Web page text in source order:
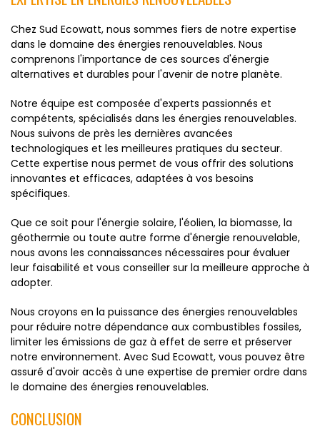
Chez Sud Ecowatt, nous sommes fiers de notre expertise
dans le domaine des énergies renouvelables. Nous
comprenons l'importance de ces sources d'énergie
alternatives et durables pour l'avenir de notre planète.
Notre équipe est composée d'experts passionnés et
compétents, spécialisés dans les énergies renouvelables.
Nous suivons de près les dernières avancées
technologiques et les meilleures pratiques du secteur.
Cette expertise nous permet de vous offrir des solutions
innovantes et efficaces, adaptées à vos besoins
spécifiques.
Que ce soit pour l'énergie solaire, l'éolien, la biomasse, la
géothermie ou toute autre forme d'énergie renouvelable,
nous avons les connaissances nécessaires pour évaluer
leur faisabilité et vous conseiller sur la meilleure approche à
adopter.
Nous croyons en la puissance des énergies renouvelables
pour réduire notre dépendance aux combustibles fossiles,
limiter les émissions de gaz à effet de serre et préserver
notre environnement. Avec Sud Ecowatt, vous pouvez être
assuré d'avoir accès à une expertise de premier ordre dans
le domaine des énergies renouvelables.
CONCLUSION